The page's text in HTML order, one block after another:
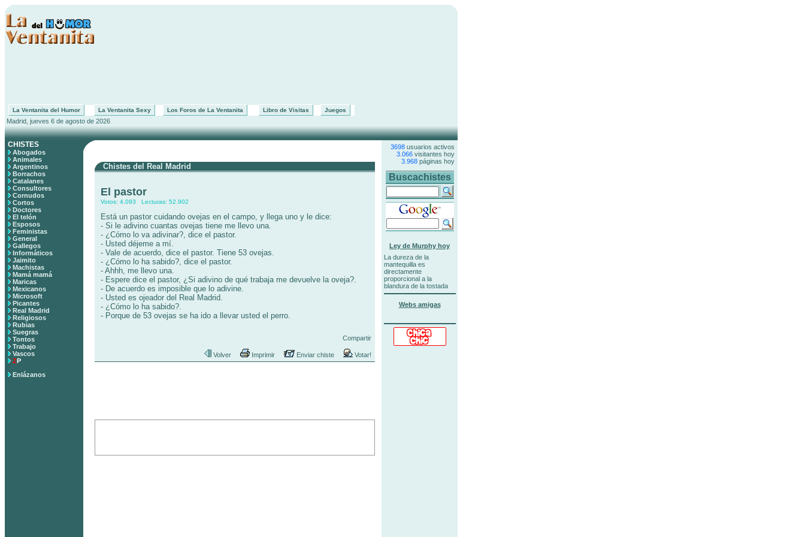
La Ventanita del Humor La Ventanita Sexy Los Foros de La Ventanita Libro de Visitas Juegos
Madrid, jueves 6 de agosto de 2026
CHISTES
Abogados
Animales
Argentinos
Borrachos
Catalanes
Consultores
Cornudos
Cortos
Doctores
El telón
Esposos
Feministas
General
Gallegos
Informáticos
Jaimito
Machistas
Mamá mamá
Maricas
Mexicanos
Microsoft
Picantes
Real Madrid
Religiosos
Rubias
Suegras
Tontos
Trabajo
Vascos
ZP
Enlázanos
Chistes del Real Madrid
El pastor
Votos: 4.093 Lecturas: 52.902
Está un pastor cuidando ovejas en el campo, y llega uno y le dice:
- Si le adivino cuantas ovejas tiene me llevo una.
- ¿Cómo lo va adivinar?, dice el pastor.
- Usted déjeme a mí.
- Vale de acuerdo, dice el pastor. Tiene 53 ovejas.
- ¿Cómo lo ha sabido?, dice el pastor.
- Ahhh, me llevo una.
- Espere dice el pastor, ¿Si adivino de qué trabaja me devuelve la oveja?.
- De acuerdo es imposible que lo adivine.
- Usted es ojeador del Real Madrid.
- ¿Cómo lo ha sabido?.
- Porque de 53 ovejas se ha ido a llevar usted el perro.
Compartir
Volver Imprimir Enviar chiste Votar!
3698 usuarios activos
3.066 visitantes hoy
3.968 páginas hoy
Buscachistes
Ley de Murphy hoy
La dureza de la
mantequilla es
directamente
proporcional a la
blandura de la tostada
Webs amigas